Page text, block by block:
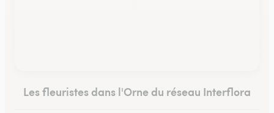
Les fleuristes dans l'Orne du réseau Interflora